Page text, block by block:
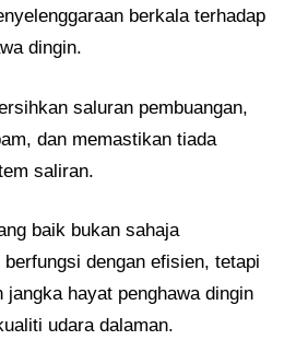
berkala terhadap
dingin.
saluran pembuangan,
dan memastikan tiada
saliran.
baik bukan sahaja
dengan efisien, tetapi
jangka hayat penghawa dingin
udara dalaman.